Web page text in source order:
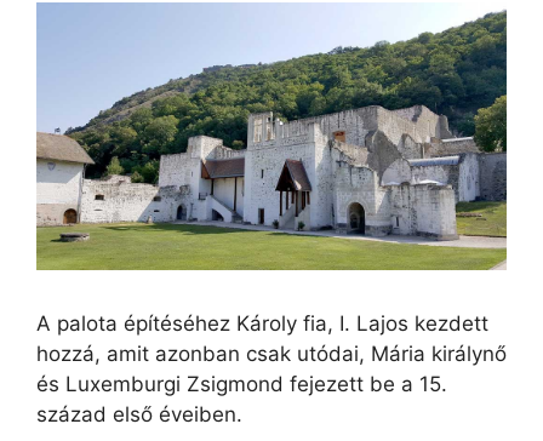
A palota építéséhez Károly fia, I. Lajos kezdett
hozzá, amit azonban csak utódai, Mária királynő
és Luxemburgi Zsigmond fejezett be a 15.
század első éveiben.